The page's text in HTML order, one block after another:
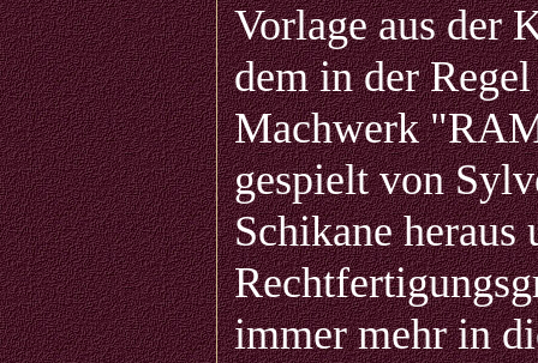
Vorlage aus der
dem in der
Machwerk
gespielt von
Schikane heraus
immer mehr in